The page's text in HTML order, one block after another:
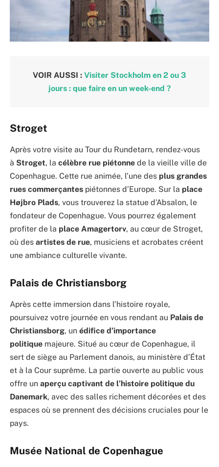
VOIR AUSSI : Visiter Stockholm en 2 ou 3
jours : que faire en un week-end ?
Stroget
Après votre visite au Tour du Rundetarn, rendez-vous
à Stroget, la célèbre rue piétonne de la vieille ville de
Copenhague. Cette rue animée, l’une des plus grandes
rues commerçantes piétonnes d’Europe. Sur la place
Højbro Plads, vous trouverez la statue d’Absalon, le
fondateur de Copenhague. Vous pourrez également
profiter de la place Amagertorv, au cœur de Stroget,
où des artistes de rue, musiciens et acrobates créent
une ambiance culturelle vivante.
Palais de Christiansborg
Après cette immersion dans l’histoire royale,
poursuivez votre journée en vous rendant au Palais de
Christiansborg, un édifice d’importance
politique majeure. Situé au cœur de Copenhague, il
sert de siège au Parlement danois, au ministère d’État
et à la Cour suprême. La partie ouverte au public vous
offre un aperçu captivant de l’histoire politique du
Danemark, avec des salles richement décorées et des
espaces où se prennent des décisions cruciales pour le
pays.
Musée National de Copenhague